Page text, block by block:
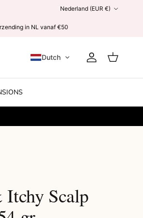
Nederland (EUR €)
in NL vanaf €50
Dutch AccountWinkelwagen
Scalp